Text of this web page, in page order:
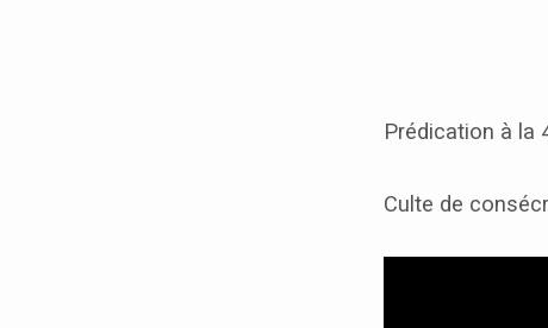
Prédication à la
Culte de